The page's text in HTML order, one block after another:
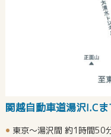
関越自動車道湯沢I.C
東京～湯沢間 約1時間50